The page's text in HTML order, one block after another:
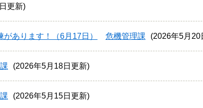
更新
あります！（6月17日） 危機管理課 2026年5月20
2026年5月18日更新
2026年5月15日更新